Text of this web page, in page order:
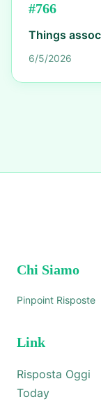
#766
Things
6/5/2026
Chi Siamo
Pinpoint Risposte
Link
Risposta Oggi
Today